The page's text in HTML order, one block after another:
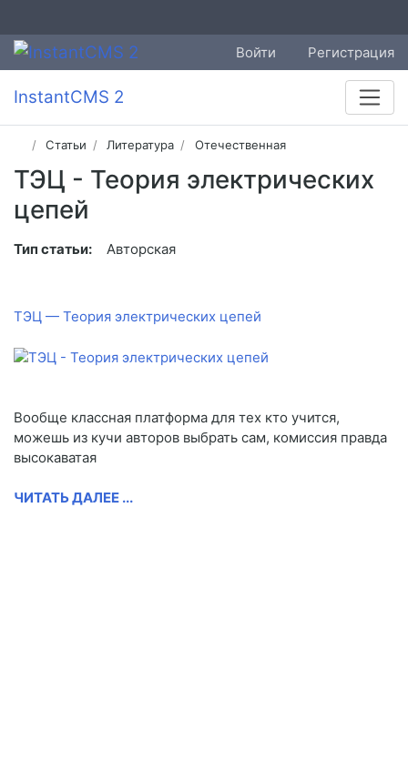
Войти Регистрация
InstantCMS 2
Статьи Литература Отечественная
ТЭЦ - Теория электрических
цепей
Тип статьи: Авторская
ТЭЦ — Теория электрических цепей
Вообще классная платформа для тех кто учится,
можешь из кучи авторов выбрать сам, комиссия правда
высокаватая
ЧИТАТЬ ДАЛЕЕ ...